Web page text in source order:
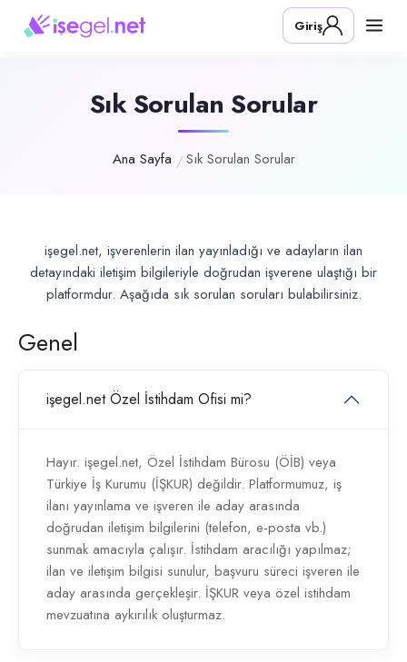
Giriş
Sık Sorulan Sorular
Ana Sayfa Sık Sorulan Sorular
işegel.net, işverenlerin ilan yayınladığı ve adayların ilan
detayındaki iletişim bilgileriyle doğrudan işverene ulaştığı bir
platformdur. Aşağıda sık sorulan soruları bulabilirsiniz.
Genel
işegel.net Özel İstihdam Ofisi mi?
Hayır. işegel.net, Özel İstihdam Bürosu (ÖİB) veya
Türkiye İş Kurumu (İŞKUR) değildir. Platformumuz, iş
ilanı yayınlama ve işveren ile aday arasında
doğrudan iletişim bilgilerini (telefon, e-posta vb.)
sunmak amacıyla çalışır. İstihdam aracılığı yapılmaz;
ilan ve iletişim bilgisi sunulur, başvuru süreci işveren ile
aday arasında gerçekleşir. İŞKUR veya özel istihdam
mevzuatına aykırılık oluşturmaz.